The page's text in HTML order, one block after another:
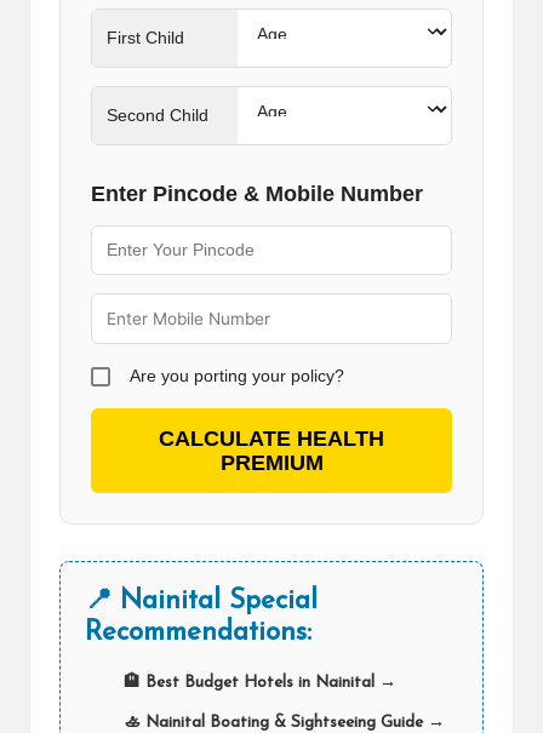
First Child
Second Child
Enter Pincode & Mobile Number
Are you porting your policy?
CALCULATE HEALTH
PREMIUM
📍 Nainital Special
Recommendations:
🏨 Best Budget Hotels in Nainital →
🚣 Nainital Boating & Sightseeing Guide →